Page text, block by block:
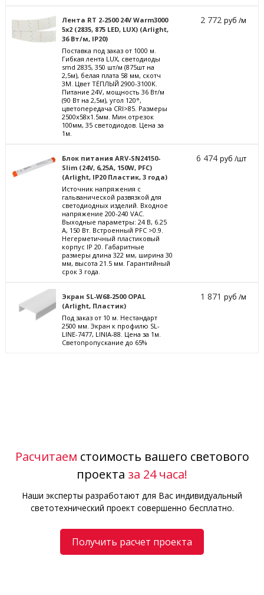
Лента RT 2-2500 24V Warm3000
5x2 (2835, 875 LED, LUX) (Arlight,
36 Вт/м, IP20)
Поставка под заказ от 1000 м.
Гибкая лента LUX, светодиоды
smd 2835, 350 шт/м (875шт на
2,5м), белая плата 58 мм, скотч
3М. Цвет ТЁПЛЫЙ 2900-3100K.
Питание 24V, мощность 36 Вт/м
(90 Вт на 2,5м), угол 120°,
цветопередача CRI>85. Размеры
2500х58x1.5мм. Мин.отрезок
100мм, 35 светодиодов. Цена за
1м.
2 772руб /м
Блок питания ARV-SN24150-
Slim (24V, 6,25A, 150W, PFC)
(Arlight, IP20 Пластик, 3 года)
Источник напряжения с
гальванической развязкой для
светодиодных изделий. Входное
напряжение 200-240 VAC.
Выходные параметры: 24 В, 6.25
А, 150 Вт. Встроенный PFC >0.9.
Негерметичный пластиковый
корпус IP 20. Габаритные
размеры длина 322 мм, ширина 30
мм, высота 21.5 мм. Гарантийный
срок 3 года.
6 474руб /шт
Экран SL-W68-2500 OPAL
(Arlight, Пластик)
Под заказ от 10 м. Нестандарт
2500 мм. Экран к профилю SL-
LINE-7477, LINIA-88. Цена за 1м.
Светопропускание до 65%
1 871руб /м
Расчитаем стоимость вашего светового
проекта за 24 часа!
Наши эксперты разработают для Вас индивидуальный
светотехнический проект совершенно бесплатно.
Получить расчет проекта